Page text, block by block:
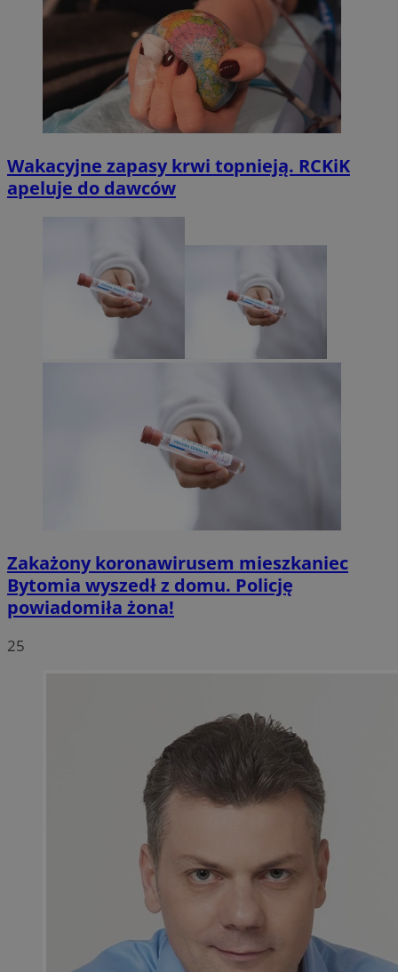
Wakacyjne zapasy krwi topnieją. RCKiK
apeluje do dawców
Zakażony koronawirusem mieszkaniec
Bytomia wyszedł z domu. Policję
powiadomiła żona!
25